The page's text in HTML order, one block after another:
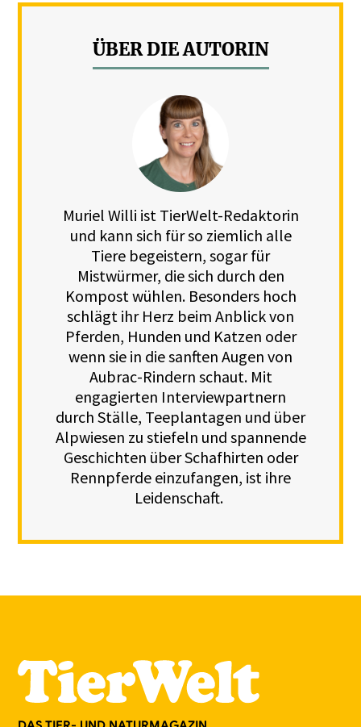
ÜBER DIE AUTORIN
Muriel Willi ist TierWelt-Redaktorin
und kann sich für so ziemlich alle
Tiere begeistern, sogar für
Mistwürmer, die sich durch den
Kompost wühlen. Besonders hoch
schlägt ihr Herz beim Anblick von
Pferden, Hunden und Katzen oder
wenn sie in die sanften Augen von
Aubrac-Rindern schaut. Mit
engagierten Interviewpartnern
durch Ställe, Teeplantagen und über
Alpwiesen zu stiefeln und spannende
Geschichten über Schafhirten oder
Rennpferde einzufangen, ist ihre
Leidenschaft.